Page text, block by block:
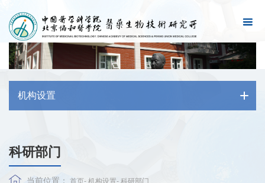
机构设置
科研部门
当前位置：